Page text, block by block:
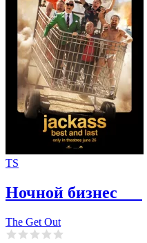
TS
Ночной бизнес
The Get Out